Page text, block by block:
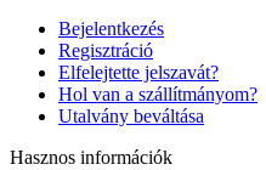
Bejelentkezés
Regisztráció
Elfelejtette jelszavát?
Hol van a szállítmányom?
Utalvány beváltása
Hasznos információk